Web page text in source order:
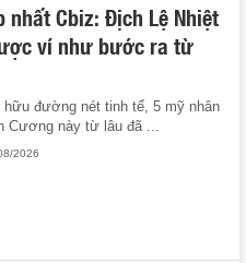
nhất Cbiz: Địch Lệ Nhiệt
ví như bước ra từ
hữu đường nét tinh tế, 5 mỹ nhân
Cương này từ lâu đã ...
2026